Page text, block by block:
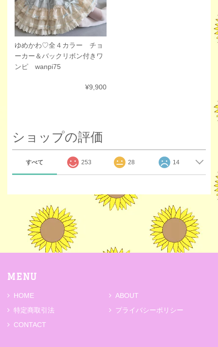
ゆめかわ♡全４カラー チョ
ーカー＆バックリボン付きワ
ンピ wanpi75
¥9,900
ショップの評価
すべて 253 28 14
MENU
HOME
ABOUT
特定商取引法
プライバシーポリシー
CONTACT